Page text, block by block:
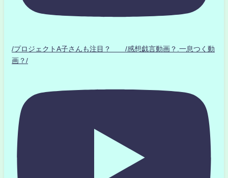
/プロジェクトA子さんも注目？ /感想戯言動画？.一息つく動
画？/